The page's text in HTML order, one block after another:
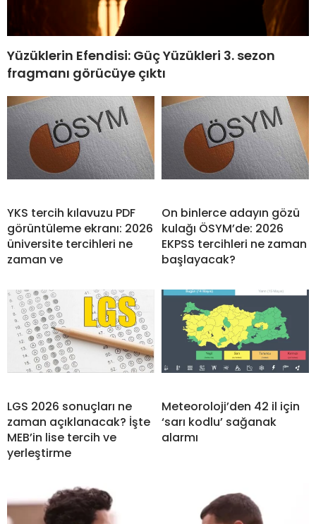
Yüzüklerin Efendisi: Güç Yüzükleri 3. sezon
fragmanı görücüye çıktı
YKS tercih kılavuzu PDF
görüntüleme ekranı: 2026
üniversite tercihleri ne
zaman ve
On binlerce adayın gözü
kulağı ÖSYM’de: 2026
EKPSS tercihleri ne zaman
başlayacak?
LGS 2026 sonuçları ne
zaman açıklanacak? İşte
MEB’in lise tercih ve
yerleştirme
Meteoroloji’den 42 il için
‘sarı kodlu’ sağanak
alarmı